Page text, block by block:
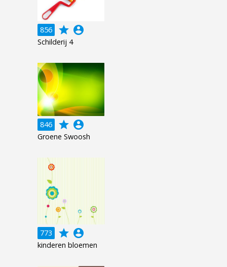
856 grade account_circle
Schilderij 4
846 grade account_circle
Groene Swoosh
773 grade account_circle
kinderen bloemen